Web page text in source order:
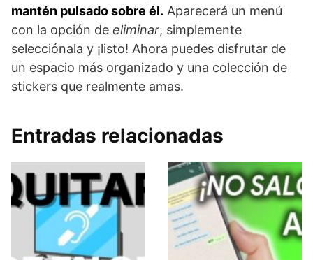
mantén pulsado sobre él. Aparecerá un menú
con la opción de eliminar, simplemente
selecciónala y ¡listo! Ahora puedes disfrutar de
un espacio más organizado y una colección de
stickers que realmente amas.
Entradas relacionadas